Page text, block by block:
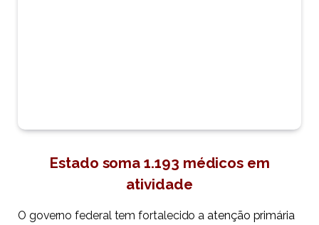
Estado soma 1.193 médicos em
atividade
O governo federal tem fortalecido aatenção primária